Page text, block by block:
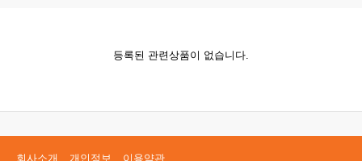
등록된 관련상품이 없습니다.
회사소개 개인정보 이용약관